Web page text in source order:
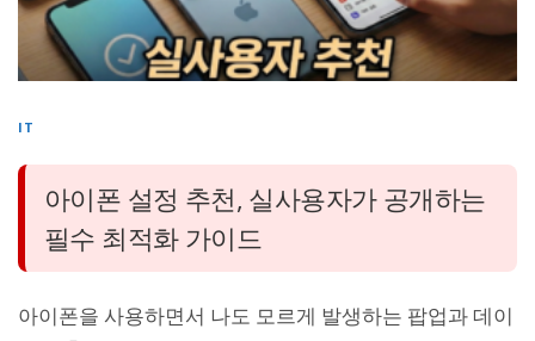
IT
아이폰 설정 추천, 실사용자가 공개하는
필수 최적화 가이드
아이폰을 사용하면서 나도 모르게 발생하는 팝업과 데이